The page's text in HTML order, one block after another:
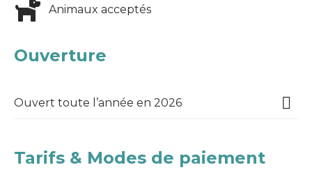
Animaux acceptés
Ouverture
Ouvert toute l’année en 2026
Tarifs & Modes de paiement